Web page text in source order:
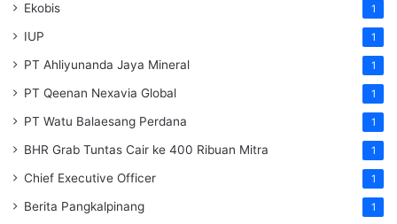
Ekobis 1
IUP 1
PT Ahliyunanda Jaya Mineral 1
PT Qeenan Nexavia Global 1
PT Watu Balaesang Perdana 1
BHR Grab Tuntas Cair ke 400 Ribuan Mitra 1
Chief Executive Officer 1
Berita Pangkalpinang 1